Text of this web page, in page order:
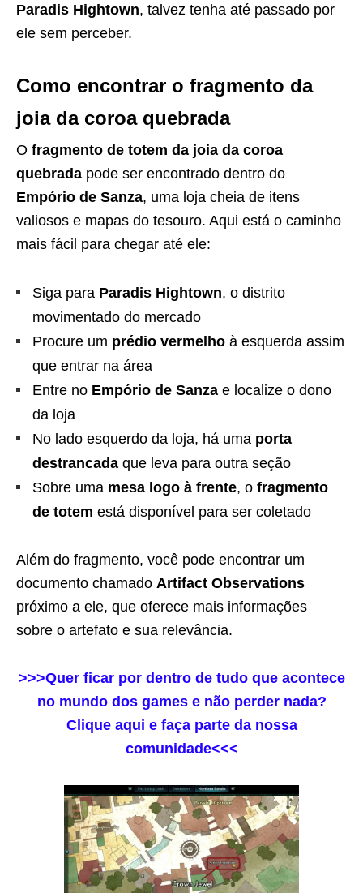
Paradis Hightown, talvez tenha até passado por
ele sem perceber.
Como encontrar o fragmento da
joia da coroa quebrada
O fragmento de totem da joia da coroa
quebrada pode ser encontrado dentro do
Empório de Sanza, uma loja cheia de itens
valiosos e mapas do tesouro. Aqui está o caminho
mais fácil para chegar até ele:
Siga para Paradis Hightown, o distrito
movimentado do mercado
Procure um prédio vermelho à esquerda assim
que entrar na área
Entre no Empório de Sanza e localize o dono
da loja
No lado esquerdo da loja, há uma porta
destrancada que leva para outra seção
Sobre uma mesa logo à frente, o fragmento
de totem está disponível para ser coletado
Além do fragmento, você pode encontrar um
documento chamado Artifact Observations
próximo a ele, que oferece mais informações
sobre o artefato e sua relevância.
>>>Quer ficar por dentro de tudo que acontece
no mundo dos games e não perder nada?
Clique aqui e faça parte da nossa
comunidade<<<